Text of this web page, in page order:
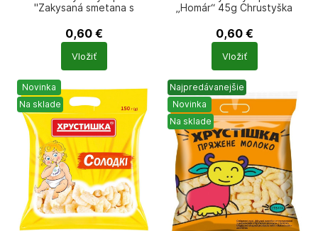
"Zakysaná smetana s
0,60 €
Počet
produktů
Vložiť
„Homár“ 45g Chrustyška
0,60 €
Počet
produktů
Vložiť
Novinka
Na sklade
Najpredávanejšie
Novinka
Na sklade